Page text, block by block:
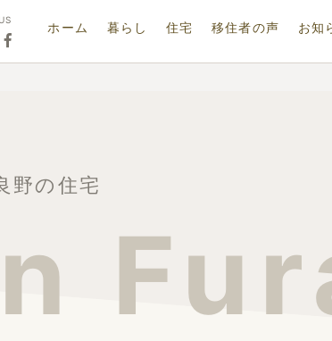
ホーム 暮らし 住宅 移住者の声 お知
野の住宅